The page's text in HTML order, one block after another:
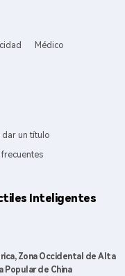
Médico
dar un título
frecuentes
Inteligentes
Zona Occidental de Alta
Popular de China